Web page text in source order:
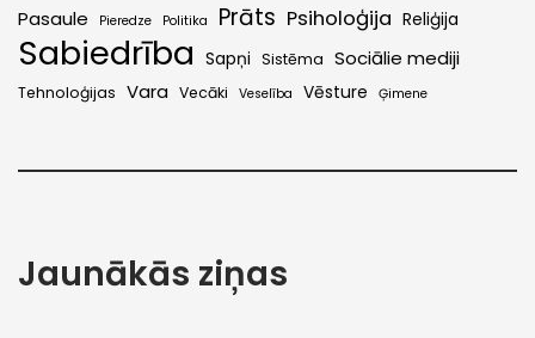
Pasaule Pieredze Politika Prāts Psiholoģija Reliģija
Sabiedrība Sapņi Sistēma Sociālie mediji
Tehnoloģijas Vara Vecāki Veselība Vēsture Ģimene
Jaunākās ziņas